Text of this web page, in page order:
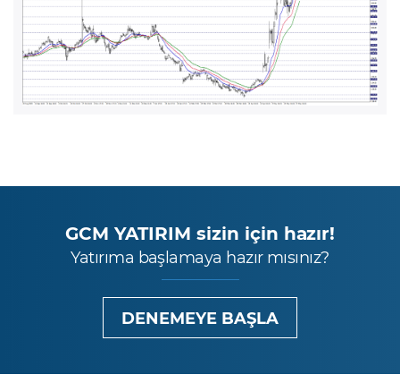
GCM YATIRIM sizin için hazır!
Yatırıma başlamaya hazır mısınız?
DENEMEYE BAŞLA